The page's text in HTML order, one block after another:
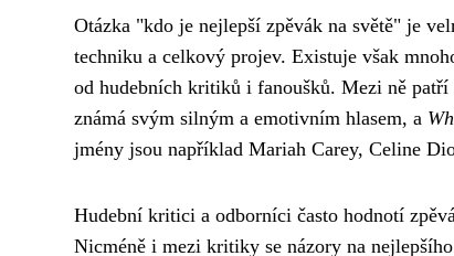
Otázka "kdo je nejlepší zpěvák na světě" je
techniku a celkový projev. Existuje však
od hudebních kritiků i fanoušků. Mezi ně patří
známá svým silným a emotivním hlasem, a
jmény jsou například Mariah Carey, Celine
Hudební kritici a odborníci často hodnotí
Nicméně i mezi kritiky se názory na